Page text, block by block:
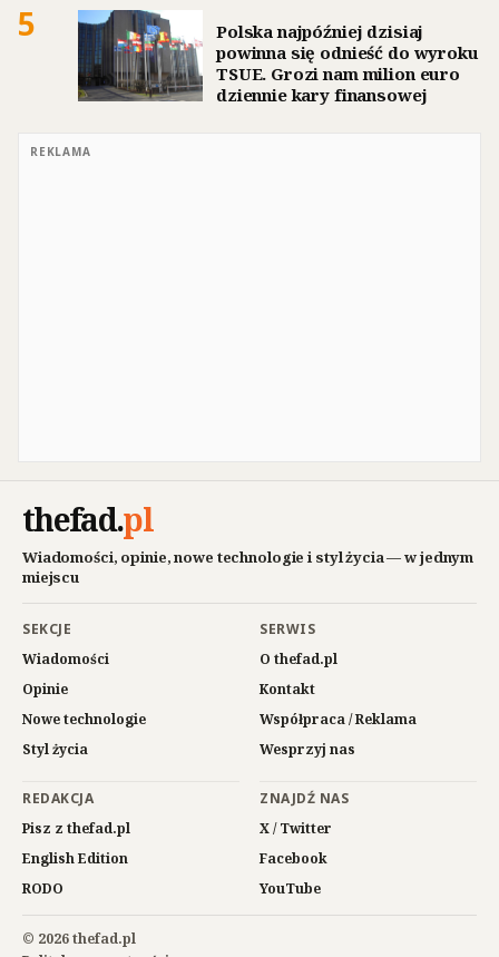
5
Polska najpóźniej dzisiaj
powinna się odnieść do wyroku
TSUE. Grozi nam milion euro
dziennie kary finansowej
REKLAMA
thefad.pl
Wiadomości, opinie, nowe technologie i styl życia — w jednym
miejscu
SEKCJE
Wiadomości
Opinie
Nowe technologie
Styl życia
SERWIS
O thefad.pl
Kontakt
Współpraca / Reklama
Wesprzyj nas
REDAKCJA
Pisz z thefad.pl
English Edition
RODO
ZNAJDŹ NAS
X / Twitter
Facebook
YouTube
© 2026 thefad.pl